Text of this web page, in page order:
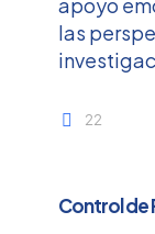
las
22
Control de